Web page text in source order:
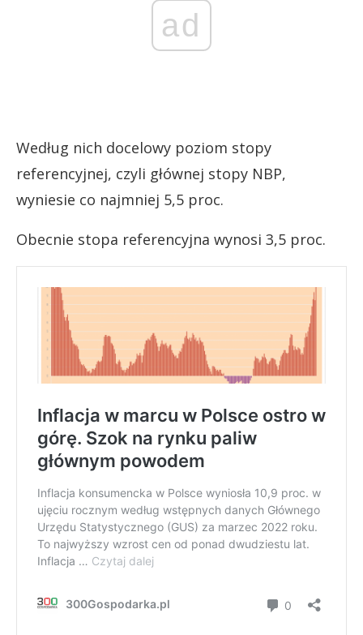
ad
Według nich docelowy poziom stopy
referencyjnej, czyli głównej stopy NBP,
wyniesie co najmniej 5,5 proc.
Obecnie stopa referencyjna wynosi 3,5 proc.